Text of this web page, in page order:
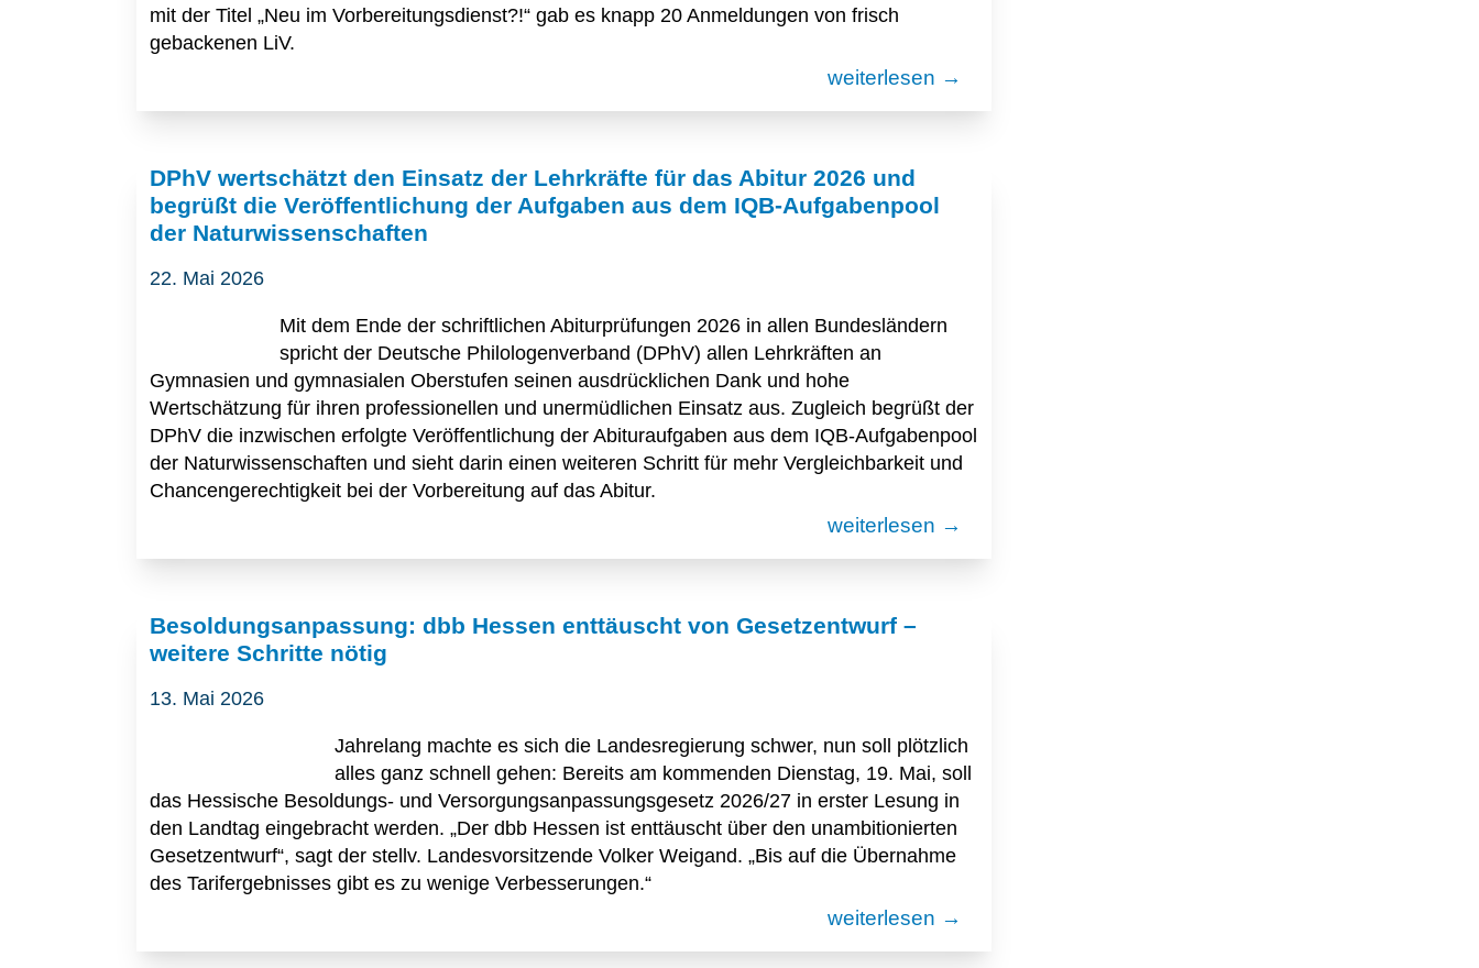
mit der Titel „Neu im Vorbereitungsdienst?!“ gab es knapp 20 Anmeldungen von frisch
gebackenen LiV.
weiterlesen →
DPhV wertschätzt den Einsatz der Lehrkräfte für das Abitur 2026 und
begrüßt die Veröffentlichung der Aufgaben aus dem IQB-Aufgabenpool
der Naturwissenschaften
22. Mai 2026
Mit dem Ende der schriftlichen Abiturprüfungen 2026 in allen Bundesländern
spricht der Deutsche Philologenverband (DPhV) allen Lehrkräften an
Gymnasien und gymnasialen Oberstufen seinen ausdrücklichen Dank und hohe
Wertschätzung für ihren professionellen und unermüdlichen Einsatz aus. Zugleich begrüßt der
DPhV die inzwischen erfolgte Veröffentlichung der Abituraufgaben aus dem IQB-Aufgabenpool
der Naturwissenschaften und sieht darin einen weiteren Schritt für mehr Vergleichbarkeit und
Chancengerechtigkeit bei der Vorbereitung auf das Abitur.
weiterlesen →
Besoldungsanpassung: dbb Hessen enttäuscht von Gesetzentwurf –
weitere Schritte nötig
13. Mai 2026
Jahrelang machte es sich die Landesregierung schwer, nun soll plötzlich
alles ganz schnell gehen: Bereits am kommenden Dienstag, 19. Mai, soll
das Hessische Besoldungs- und Versorgungsanpassungsgesetz 2026/27 in erster Lesung in
den Landtag eingebracht werden. „Der dbb Hessen ist enttäuscht über den unambitionierten
Gesetzentwurf“, sagt der stellv. Landesvorsitzende Volker Weigand. „Bis auf die Übernahme
des Tarifergebnisses gibt es zu wenige Verbesserungen.“
weiterlesen →